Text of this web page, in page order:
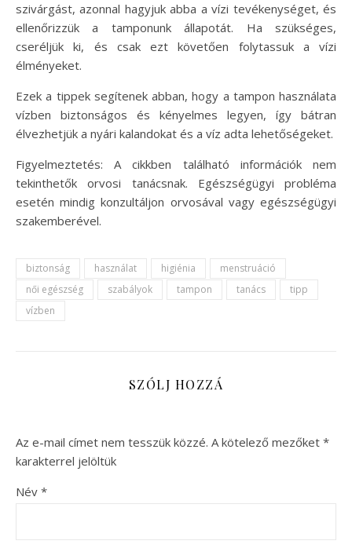
szivárgást, azonnal hagyjuk abba a vízi tevékenységet, és
ellenőrizzük a tamponunk állapotát. Ha szükséges,
cseréljük ki, és csak ezt követően folytassuk a vízi
élményeket.
Ezek a tippek segítenek abban, hogy a tampon használata
vízben biztonságos és kényelmes legyen, így bátran
élvezhetjük a nyári kalandokat és a víz adta lehetőségeket.
Figyelmeztetés: A cikkben található információk nem
tekinthetők orvosi tanácsnak. Egészségügyi probléma
esetén mindig konzultáljon orvosával vagy egészségügyi
szakemberével.
biztonság használat higiénia
menstruáció
női egészség
szabályok tampon tanács
tipp
vízben
SZÓLJ HOZZÁ
Az e-mail címet nem tesszük közzé. A kötelező mezőket *
karakterrel jelöltük
Név *